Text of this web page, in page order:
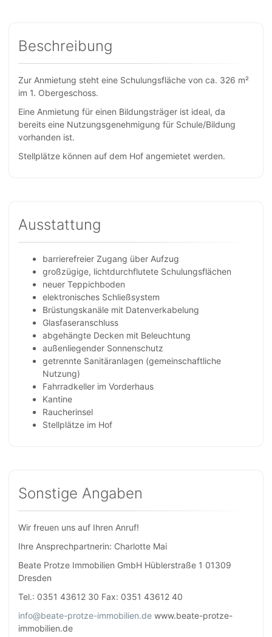
Beschreibung
Zur Anmietung steht eine Schulungsfläche von ca. 326 m²
im 1. Obergeschoss.
Eine Anmietung für einen Bildungsträger ist ideal, da
bereits eine Nutzungsgenehmigung für Schule/Bildung
vorhanden ist.
Stellplätze können auf dem Hof angemietet werden.
Ausstattung
barrierefreier Zugang über Aufzug
großzügige, lichtdurchflutete Schulungsflächen
neuer Teppichboden
elektronisches Schließsystem
Brüstungskanäle mit Datenverkabelung
Glasfaseranschluss
abgehängte Decken mit Beleuchtung
außenliegender Sonnenschutz
getrennte Sanitäranlagen (gemeinschaftliche
Nutzung)
Fahrradkeller im Vorderhaus
Kantine
Raucherinsel
Stellplätze im Hof
Sonstige Angaben
Wir freuen uns auf Ihren Anruf!
Ihre Ansprechpartnerin: Charlotte Mai
Beate Protze Immobilien GmbH Hüblerstraße 1 01309
Dresden
Tel.: 0351 43612 30 Fax: 0351 43612 40
info@beate-protze-immobilien.de www.beate-protze-
immobilien.de